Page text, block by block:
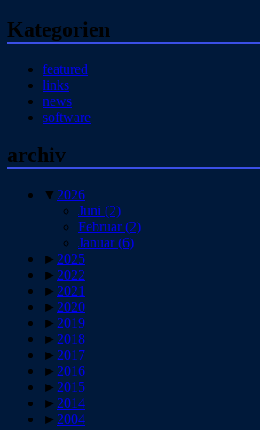
Kategorien
featured
links
news
software
archiv
▼ 2026
Juni (2)
Februar(2)
Januar(6)
► 2025
► 2022
► 2021
► 2020
► 2019
► 2018
► 2017
► 2016
► 2015
► 2014
► 2004